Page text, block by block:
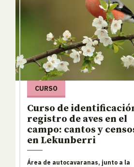
CURSO
Curso de
registro de aves en el
campo: cantos y
en Lekunberri
Área de autocavaranas, junto a la